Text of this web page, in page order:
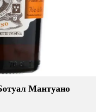
Мантуано